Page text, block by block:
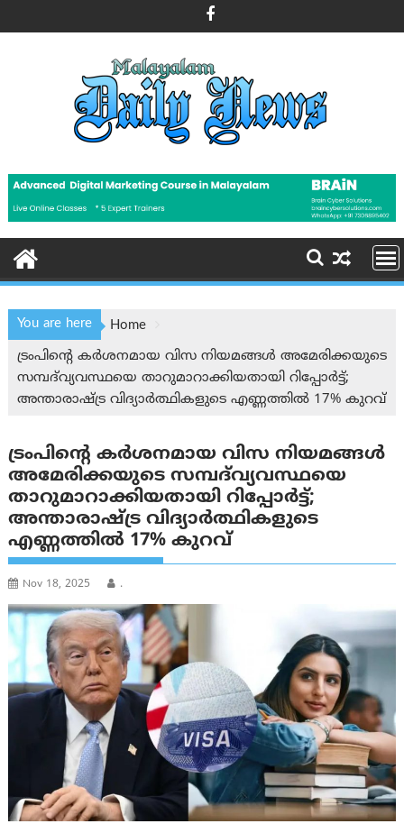
to
You are here
Home
ട്രംപിന്റെ കർശനമായ വിസ നിയമങ്ങൾ അമേരിക്കയുടെ
സമ്പദ്‌വ്യവസ്ഥയെ താറുമാറാക്കിയതായി റിപ്പോര്‍ട്ട്;
അന്താരാഷ്ട്ര വിദ്യാർത്ഥികളുടെ എണ്ണത്തിൽ 17% കുറവ്
ട്രംപിന്റെ കർശനമായ വിസ നിയമങ്ങൾ
അമേരിക്കയുടെ സമ്പദ്‌വ്യവസ്ഥയെ
താറുമാറാക്കിയതായി റിപ്പോര്‍ട്ട്;
അന്താരാഷ്ട്ര വിദ്യാർത്ഥികളുടെ
എണ്ണത്തിൽ 17% കുറവ്
Nov 18, 2025 .